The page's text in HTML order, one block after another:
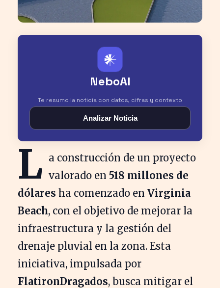
𒀭
NeboAI
Te resumo la noticia con datos, cifras y contexto
Analizar Noticia
L a construcción de un proyecto
valorado en 518 millones de
dólares ha comenzado en Virginia
Beach, con el objetivo de mejorar la
infraestructura y la gestión del
drenaje pluvial en la zona. Esta
iniciativa, impulsada por
FlatironDragados, busca mitigar el